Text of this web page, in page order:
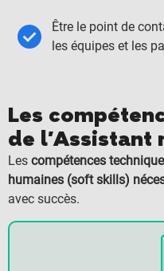
Être le point de
les équipes et les
Les
de l'Assistant
Les compétences
humaines (soft skills)
avec succès.